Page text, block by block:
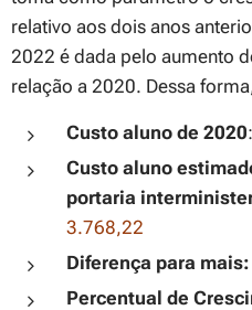
relativo aos dois anos
2022 é dada pelo aumento
relação a 2020. Dessa
Custo aluno de 2020:
Custo aluno
portaria
3.768,22
Diferença para mais:
Percentual de